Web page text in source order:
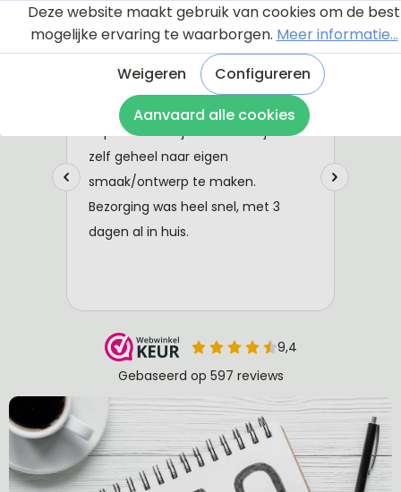
Deze website maakt gebruik van cookies om de best
mogelijke ervaring te waarborgen. Meer informatie...
Weigeren
Configureren
Aanvaard alle cookies